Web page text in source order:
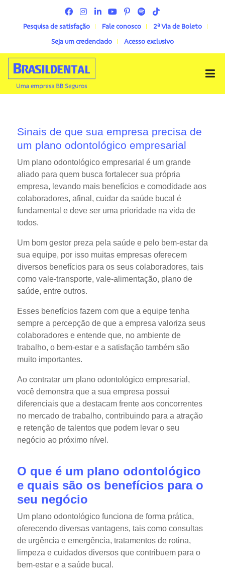
Pesquisa de satisfação Fale conosco
2ª Via de Boleto
Seja um credenciado
Acesso exclusivo
Menu
Sinais de que sua empresa precisa de
um plano odontológico empresarial
Um plano odontológico empresarial é um grande
aliado para quem busca fortalecer sua própria
empresa, levando mais benefícios e comodidade aos
colaboradores, afinal, cuidar da saúde bucal é
fundamental e deve ser uma prioridade na vida de
todos.
Um bom gestor preza pela saúde e pelo bem-estar da
sua equipe, por isso muitas empresas oferecem
diversos benefícios para os seus colaboradores, tais
como vale-transporte, vale-alimentação, plano de
saúde, entre outros.
Esses benefícios fazem com que a equipe tenha
sempre a percepção de que a empresa valoriza seus
colaboradores e entende que, no ambiente de
trabalho, o bem-estar e a satisfação também são
muito importantes.
Ao contratar um plano odontológico empresarial,
você demonstra que a sua empresa possui
diferenciais que a destacam frente aos concorrentes
no mercado de trabalho, contribuindo para a atração
e retenção de talentos que podem levar o seu
negócio ao próximo nível.
O que é um plano odontológico
e quais são os benefícios para o
seu negócio
Um plano odontológico funciona de forma prática,
oferecendo diversas vantagens, tais como consultas
de urgência e emergência, tratamentos de rotina,
limpeza e cuidados diversos que contribuem para o
bem-estar e a saúde bucal.